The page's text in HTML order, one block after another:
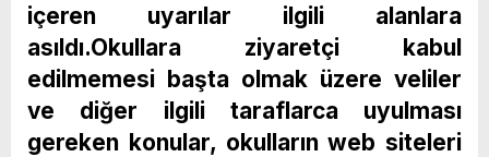
içeren uyarılar ilgili alanlara
asıldı.Okullara ziyaretçi kabul
edilmemesi başta olmak üzere veliler
ve diğer ilgili taraflarca uyulması
gereken konular, okulların web siteleri